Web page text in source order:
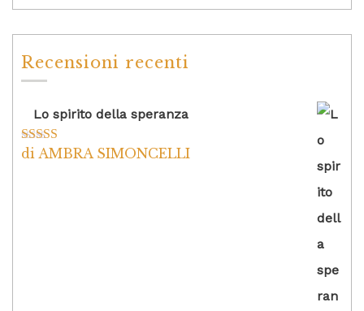
Recensioni recenti
Lo spirito della speranza
Valutato5su
di AMBRA SIMONCELLI